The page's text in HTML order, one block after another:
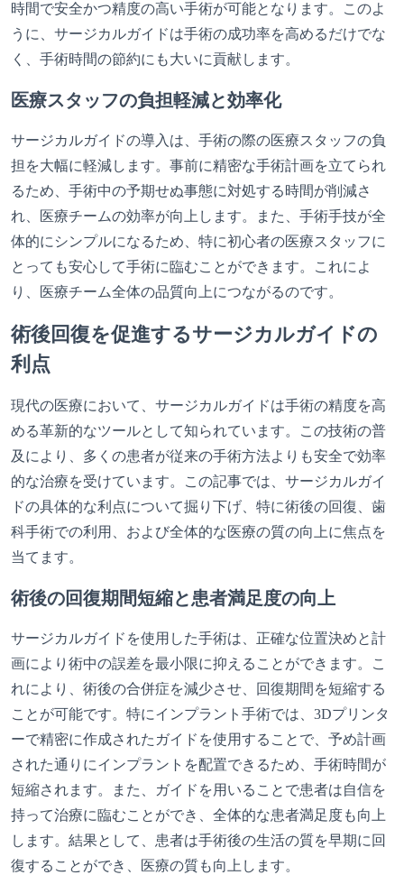
時間で安全かつ精度の高い手術が可能となります。このよ
うに、サージカルガイドは手術の成功率を高めるだけでな
く、手術時間の節約にも大いに貢献します。
医療スタッフの負担軽減と効率化
サージカルガイドの導入は、手術の際の医療スタッフの負
担を大幅に軽減します。事前に精密な手術計画を立てられ
るため、手術中の予期せぬ事態に対処する時間が削減さ
れ、医療チームの効率が向上します。また、手術手技が全
体的にシンプルになるため、特に初心者の医療スタッフに
とっても安心して手術に臨むことができます。これによ
り、医療チーム全体の品質向上につながるのです。
術後回復を促進するサージカルガイドの
利点
現代の医療において、サージカルガイドは手術の精度を高
める革新的なツールとして知られています。この技術の普
及により、多くの患者が従来の手術方法よりも安全で効率
的な治療を受けています。この記事では、サージカルガイ
ドの具体的な利点について掘り下げ、特に術後の回復、歯
科手術での利用、および全体的な医療の質の向上に焦点を
当てます。
術後の回復期間短縮と患者満足度の向上
サージカルガイドを使用した手術は、正確な位置決めと計
画により術中の誤差を最小限に抑えることができます。こ
れにより、術後の合併症を減少させ、回復期間を短縮する
ことが可能です。特にインプラント手術では、3Dプリンタ
ーで精密に作成されたガイドを使用することで、予め計画
された通りにインプラントを配置できるため、手術時間が
短縮されます。また、ガイドを用いることで患者は自信を
持って治療に臨むことができ、全体的な患者満足度も向上
します。結果として、患者は手術後の生活の質を早期に回
復することができ、医療の質も向上します。